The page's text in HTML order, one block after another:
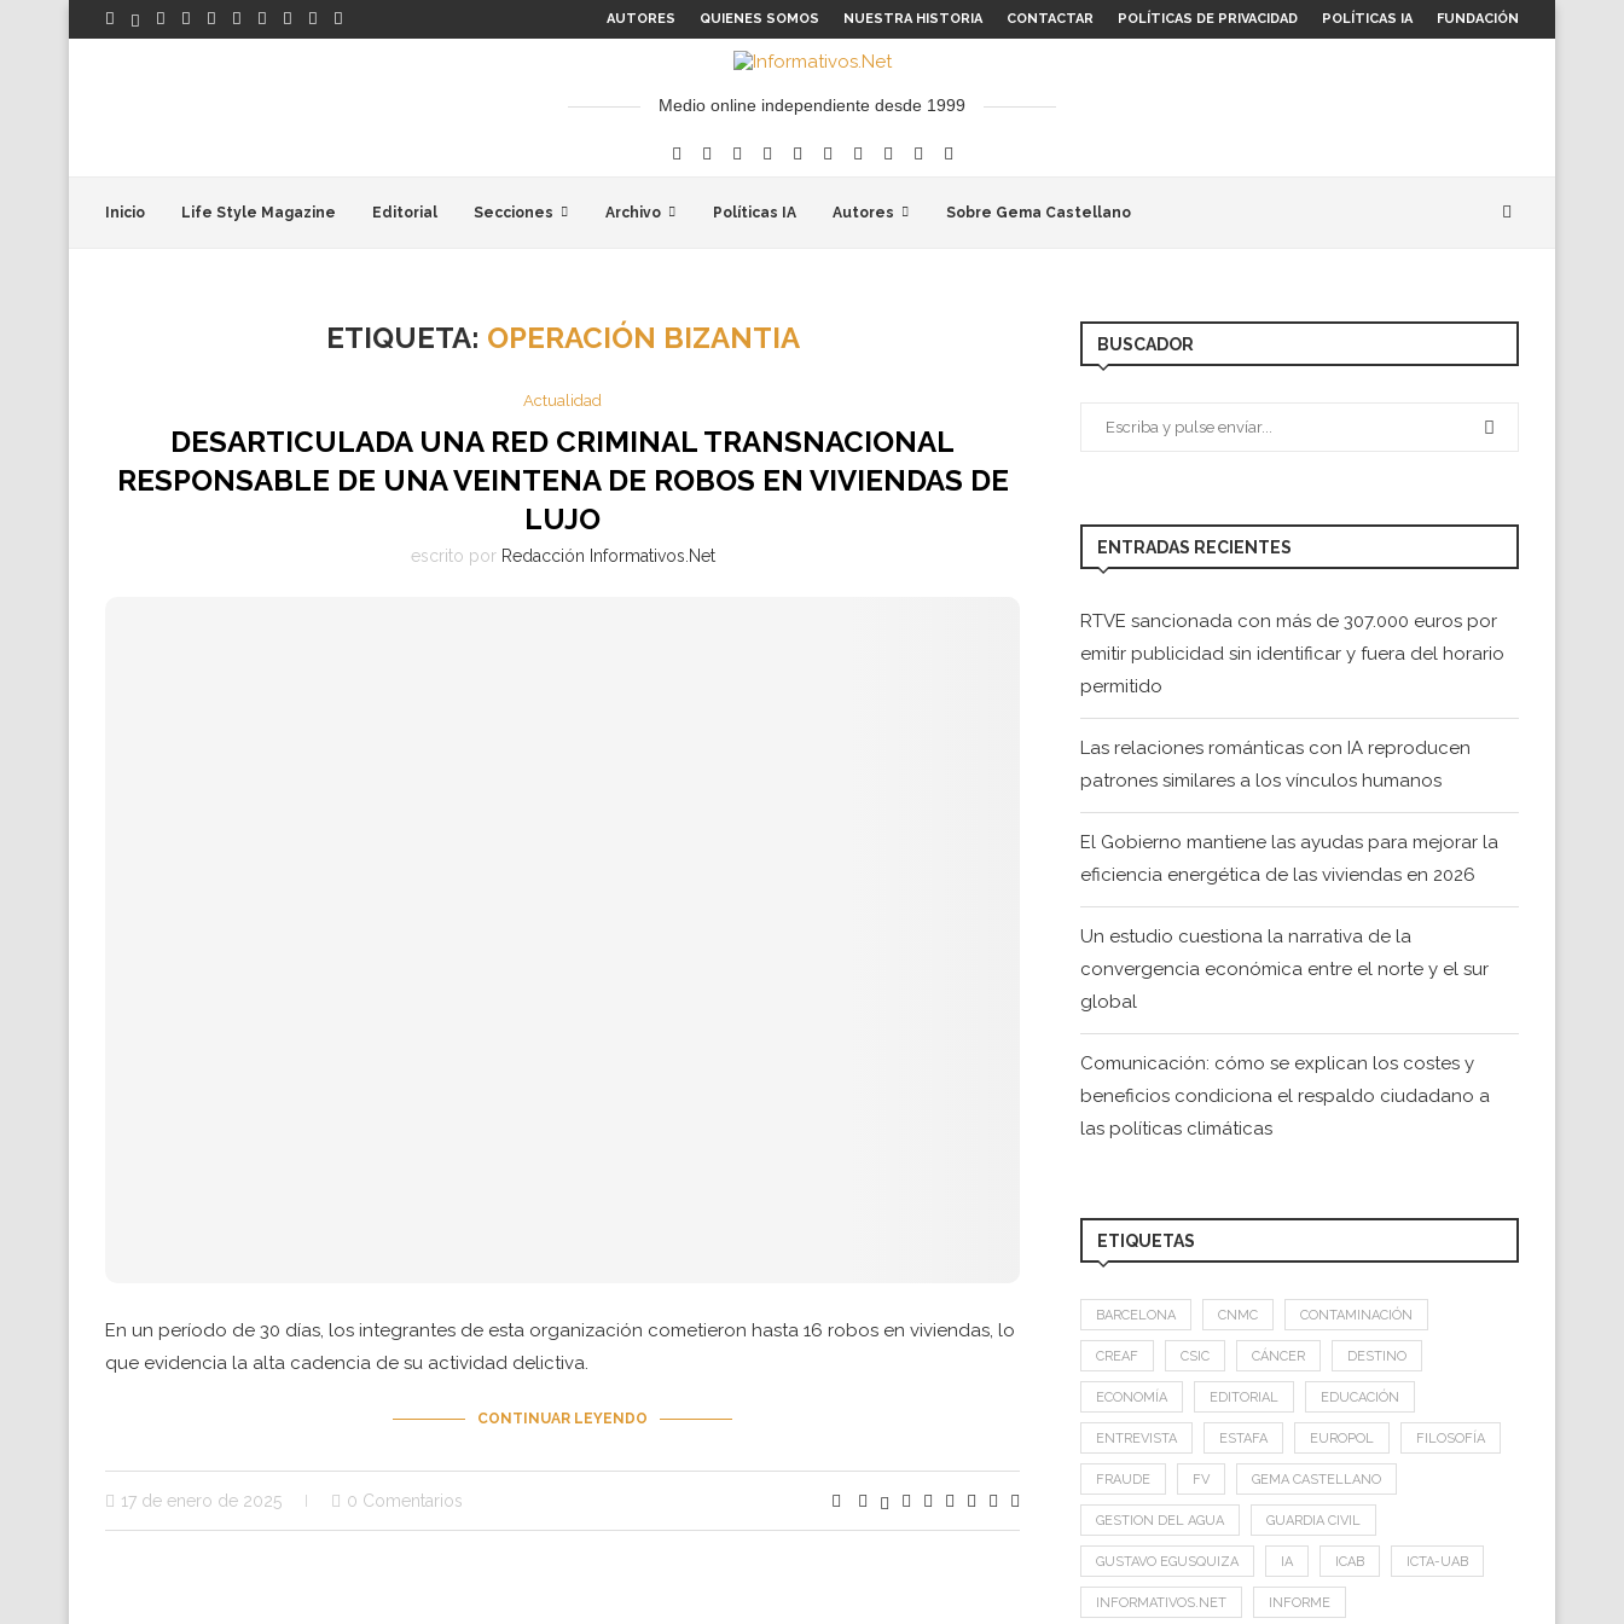
AUTORES QUIENES SOMOS NUESTRA HISTORIA CONTACTAR POLÍTICAS DE PRIVACIDAD POLÍTICAS IA FUNDACIÓN
Medio online independiente desde 1999
Inicio Life Style Magazine Editorial Secciones Archivo Políticas IA Autores Sobre Gema Castellano
ETIQUETA: OPERACIÓN BIZANTIA
Actualidad
DESARTICULADA UNA RED CRIMINAL TRANSNACIONAL
RESPONSABLE DE UNA VEINTENA DE ROBOS EN VIVIENDAS DE
LUJO
escrito por Redacción Informativos.Net
En un período de 30 días, los integrantes de esta organización cometieron hasta 16 robos en viviendas, lo
que evidencia la alta cadencia de su actividad delictiva.
CONTINUAR LEYENDO
17 de enero de 2025 0 Comentarios
BUSCADOR
ENTRADAS RECIENTES
RTVE sancionada con más de 307.000 euros por
emitir publicidad sin identificar y fuera del horario
permitido
Las relaciones románticas con IA reproducen
patrones similares a los vínculos humanos
El Gobierno mantiene las ayudas para mejorar la
eficiencia energética de las viviendas en 2026
Un estudio cuestiona la narrativa de la
convergencia económica entre el norte y el sur
global
Comunicación: cómo se explican los costes y
beneficios condiciona el respaldo ciudadano a
las políticas climáticas
ETIQUETAS
BARCELONA CNMC CONTAMINACIÓN
CREAF CSIC CÁNCER DESTINO
ECONOMÍA EDITORIAL EDUCACIÓN
ENTREVISTA ESTAFA EUROPOL FILOSOFÍA
FRAUDE FV GEMA CASTELLANO
GESTION DEL AGUA GUARDIA CIVIL
GUSTAVO EGUSQUIZA IA ICAB ICTA-UAB
INFORMATIVOS.NET INFORME